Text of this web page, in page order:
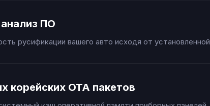
ПО
русификации вашего авто исходя от
корейских OTA пакетов